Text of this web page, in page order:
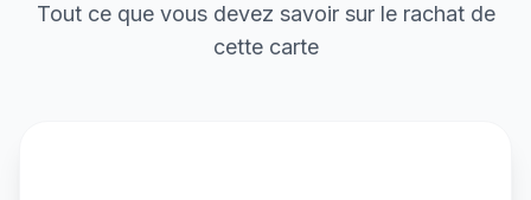
Tout ce que vous devez savoir sur le rachat de
cette carte